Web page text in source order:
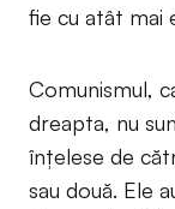
fie cu atât mai
Comunismul,
dreapta, nu
înțelese de
sau două. Ele